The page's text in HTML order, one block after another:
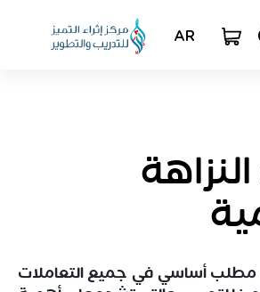
AR
مطلب أساسي في جميع التعاملات